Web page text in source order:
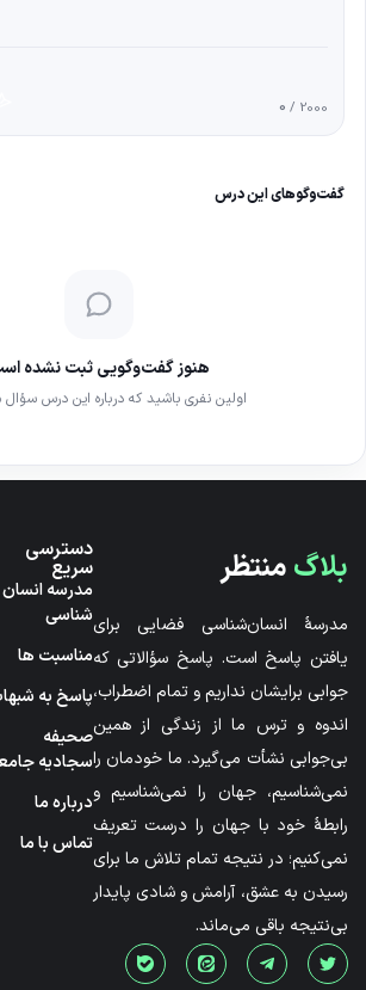
0 / 2000
گفت‌وگوهای این درس
هنوز گفت‌وگویی ثبت نشده
اولین نفری باشید که درباره این درس
بلاگمنتظر
مدرسۀ انسان‌شناسی فضایی برای
یافتن پاسخ است. پاسخ سؤالاتی که
جوابی برایشان نداریم و تمام اضطراب،
اندوه و ترس ما از زندگی از همین
بی‌جوابی نشأت می‌گیرد. ما خودمان را
نمی‌شناسیم، جهان را نمی‌شناسیم و
رابطۀ خود با جهان را درست تعریف
نمی‌کنیم؛ در نتیجه تمام تلاش ما برای
رسیدن به عشق، آرامش و شادی پایدار
بی‌نتیجه باقی می‌ماند.
دسترسی
سریع
مدرسه انسان
شناسی
مناسبت ها
پاسخ به
صحیفه
سجادیه
درباره ما
تماس با ما